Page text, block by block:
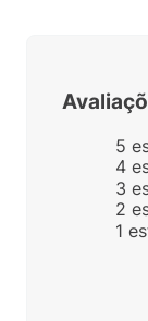
5
4
3
2
1